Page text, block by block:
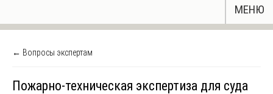
МЕНЮ
← Вопросы экспертам
Пожарно-техническая экспертиза для суда